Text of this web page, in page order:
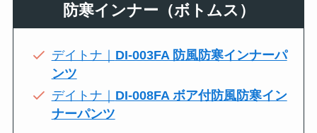
防寒インナー（ボトムス）
デイトナ｜ DI-003FA 防風防寒インナーパ
ンツ
デイトナ｜ DI-008FA ボア付防風防寒イン
ナーパンツ